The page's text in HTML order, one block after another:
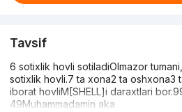
Tavsif
6 sotixlik hovli sotiladiOlmazor
sotixlik hovli.7 ta xona2 ta oshxona3
iborat hovliM[SHELL]i daraxtlari
49Muhammadamin aka